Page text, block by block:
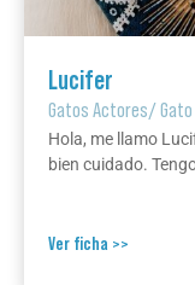
Lucifer
Gatos Actores/
Hola, me llamo
bien cuidado.
Ver ficha >>